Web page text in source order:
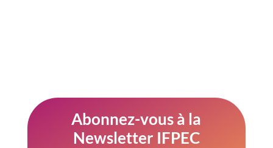
Abonnez-vous à la
Newsletter IFPEC